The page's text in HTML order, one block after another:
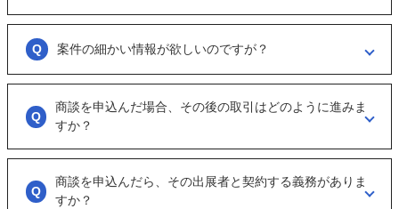
可能であれば、詳細情報を出して欲しいと連絡ください。
大変申し訳ございません。こちらも、回答がない出展者には返事をする
ように催促をしております。
ただ、案件を見ていない方もおられるので、数日経っても返信がない場
案件の細かい情報が欲しいのですが？
「商談を申し込む」ボタンから案件の詳細情報をリクエストしてくださ
オンラインとは言え対人のやりとりですので、丁寧な言葉遣いを心掛け
商談を申込んだ場合、その後の取引はどのように進みま
すか？
実際に出展者（仲介案件の場合、仲介担当者）とのメッセージのやりと
りになります。
具体的に購入を考えた場合は、一度、出展者とのオンライン面談を行う
商談を申込んだら、その出展者と契約する義務がありま
すか？